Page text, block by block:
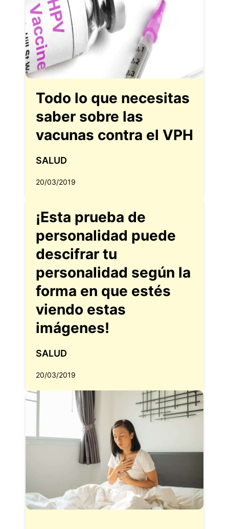
Todo lo que necesitas
saber sobre las
vacunas contra el VPH
SALUD
20/03/2019
¡Esta prueba de
personalidad puede
descifrar tu
personalidad según la
forma en que estés
viendo estas
imágenes!
SALUD
20/03/2019